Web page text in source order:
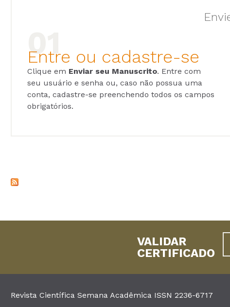
Entre ou cadastre-se
Clique em Enviar seu Manuscrito. Entre com
seu usuário e senha ou, caso não possua uma
conta, cadastre-se preenchendo todos os campos
obrigatórios.
VALIDAR
CERTIFICADO
Revista Científica Semana Acadêmica ISSN 2236-6717